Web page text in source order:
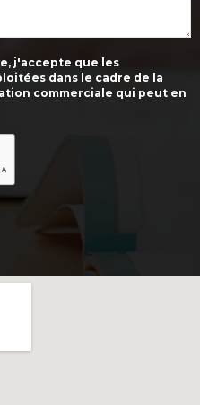
j'accepte que les
dans le cadre de la
commerciale qui peut en